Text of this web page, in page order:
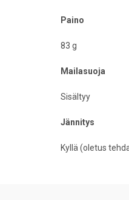
Paino
83 g
Mailasuoja
Sisältyy
Jännitys
Kyllä (oletus